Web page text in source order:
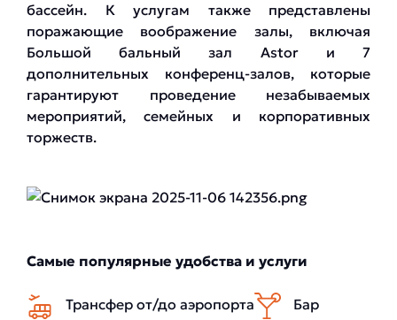
бассейн. К услугам также представлены
поражающие воображение залы, включая
Большой бальный зал Astor и 7
дополнительных конференц-залов, которые
гарантируют проведение незабываемых
мероприятий, семейных и корпоративных
торжеств.
Самые популярные удобства и услуги
Трансфер от/до аэропорта
Бар